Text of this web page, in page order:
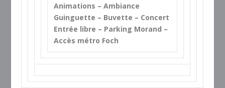
Animations – Ambiance
Guinguette – Buvette – Concert
Entrée libre – Parking Morand –
Accès métro Foch